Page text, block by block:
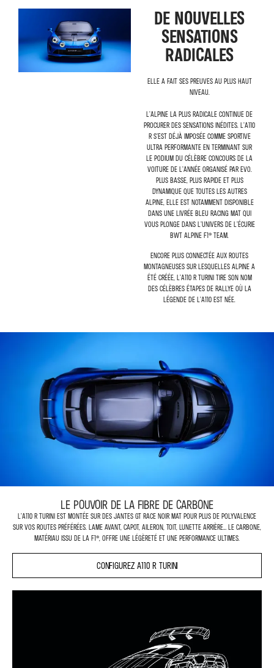
DE NOUVELLES
SENSATIONS
RADICALES
Elle a fait ses preuves au plus haut
niveau.
L’Alpine la plus radicale continue de
procurer des sensations inédites. L’A110
R s’est déjà imposée comme sportive
ultra performante en terminant sur
le podium du célèbre concours de la
voiture de l’année organisé par Evo.
Plus basse, plus rapide et plus
dynamique que toutes les autres
Alpine, elle est notamment disponible
dans une livrée Bleu Racing Mat qui
vous plonge dans l’univers de l’écurie
BWT Alpine F1® Team.
Encore plus connectée aux routes
montagneuses sur lesquelles Alpine a
été créée, l’A110 R Turini tire son nom
des célèbres étapes de rallye où la
légende de l’A110 est née.
LE POUVOIR DE LA FIBRE DE CARBONE
L’A110 R Turini est montée sur des jantes GT Race noir mat pour plus de polyvalence
sur vos routes préférées. Lame avant, capot, aileron, toit, lunette arrière… Le carbone,
matériau issu de la F1®, offre une légèreté et une performance ultimes.
CONFIGUREZ A110 R TURINI